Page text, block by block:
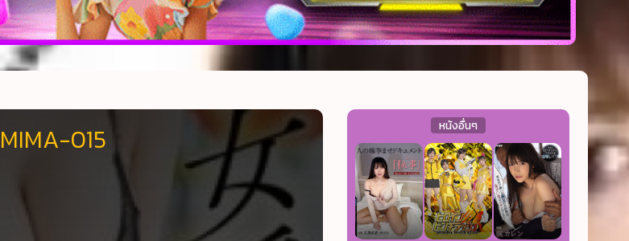
MIMA-015 หนังอื่นๆ